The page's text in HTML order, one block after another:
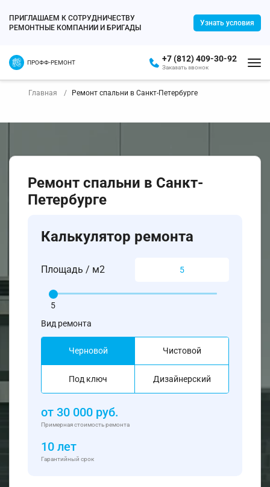
ПРИГЛАШАЕМ К СОТРУДНИЧЕСТВУ
РЕМОНТНЫЕ КОМПАНИИ И БРИГАДЫ
Узнать условия
ПРОФФ-РЕМОНТ +7 (812) 409-30-92
Заказать звонок
Главная Ремонт спальни в Санкт-Петербурге
Ремонт спальни в Санкт-
Петербурге
Калькулятор ремонта
Площадь / м2
5
Вид ремонта
Черновой Чистовой
Под ключ Дизайнерский
от 30 000 руб.
Примерная стоимость ремонта
10 лет
Гарантийный срок